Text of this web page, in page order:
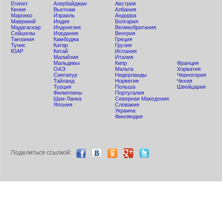
Египет
Кения
Мaрокко
Маврикий
Мадагаскар
Сейшелы
Танзания
Тунис
ЮАР
Азербайджан
Вьетнам
Израиль
Индия
Индонезия
Иордания
Камбоджа
Катар
Китай
Малайзия
Мальдивы
ОАЭ
Сингапур
Тайланд
Турция
Филиппины
Шри-Ланка
Япония
Австрия
Албания
Андорра
Болгария
Великобритания
Венгрия
Греция
Грузия
Испания
Италия
Кипр
Мальта
Нидерланды
Норвегия
Польша
Португалия
Северная Македония
Словакия
Украина
Финляндия
Франция
Хорватия
Черногория
Чехия
Швейцария
Поделиться ccылкой: